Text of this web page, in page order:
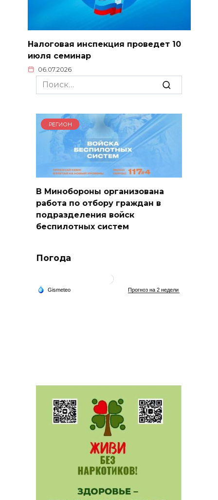
Налоговая инспекция проведет 10
июля семинар
06.07.2026
Search
for:
РЕГИОН
В Минобороны организована
работа по отбору граждан в
подразделения войск
беспилотных систем
Погода